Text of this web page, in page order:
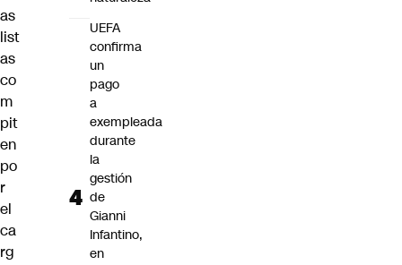
as
list
as
co
m
pit
en
po
r
el
ca
rg
UEFA
confirma
un
pago
a
exempleada
durante
la
gestión
de
Gianni
Infantino,
en